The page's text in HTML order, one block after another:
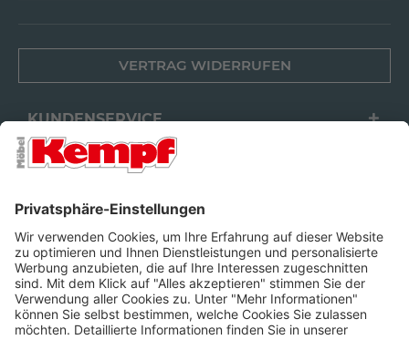
VERTRAG WIDERRUFEN
KUNDENSERVICE
FILIALEN
FOLGEN SIE UNS